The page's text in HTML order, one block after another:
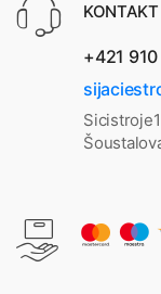
KONTAKT
+421